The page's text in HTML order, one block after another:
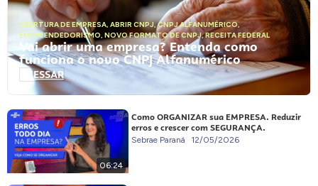
ABERTURA DE EMPRESA, ABRIR CNPJ,CNPJ ALFANUMÉRICO,
EMPREENDEDORISMO, NOVO FORMATO DE CNPJ,RECEITA FEDERAL
Vai abrir uma empresa? Entenda como
funciona o novo CNPJ Alfanumérico
ACESSAR
06:24
Como ORGANIZAR sua EMPRESA. Reduzir
erros e crescer com SEGURANÇA.
Sebrae Paraná 12/05/2026